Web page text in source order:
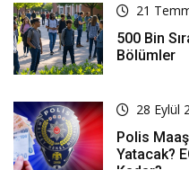
21
500 Bin
Bölümler
28 Eylül
Polis
Yatacak?